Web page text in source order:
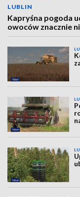
LUBLIN
Kapryśna pogoda
owoców znacznie